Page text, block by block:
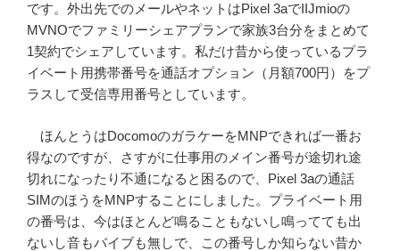
です。外出先でのメールやネットはPixel 3aでIIJmioの
MVNOでファミリーシェアプランで家族3台分をまとめて
1契約でシェアしています。私だけ昔から使っているプラ
イベート用携帯番号を通話オプション（月額700円）をプ
ラスして受信専用番号としています。
ほんとうはDocomoのガラケーをMNPできれば一番お
得なのですが、さすがに仕事用のメイン番号が途切れ途
切れになったり不通になると困るので、Pixel 3aの通話
SIMのほうをMNPすることにしました。プライベート用
の番号は、今はほとんど鳴ることもないし鳴ってても出
ないし音もバイブも無しで、この番号しか知らない昔か